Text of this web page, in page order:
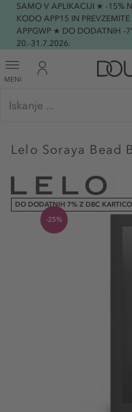
SAMO V APLIKACIJI ★ -15%
KODO APP15 IN
APPGWP ★ DO DODATNIH -
20.-31.7.2026.
MENI
Lelo Soraya Bead
DO DODATNIH 7% Z DBC KARTICO
-25%